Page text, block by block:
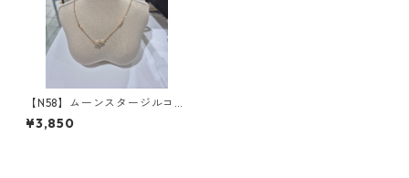
【N58】ムーンスタージルコニ
アネックレス
¥3,850